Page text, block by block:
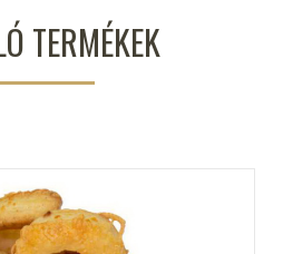
TERMÉKEK